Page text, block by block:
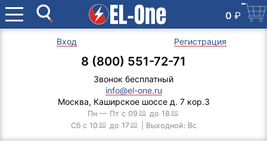
0 ₽
Вход Регистрация
8 (800) 551-72-71
Звонок бесплатный
info@el-one.ru
Москва, Каширское шоссе д. 7 кор.3
Пн — Пт с 09 00 до 18 00
Сб с 10 00 до 17 00 | Выходной: Вс